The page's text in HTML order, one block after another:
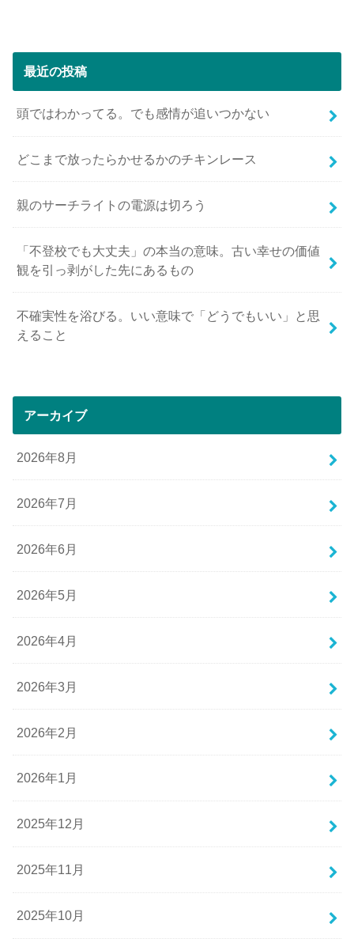
最近の投稿
頭ではわかってる。でも感情が追いつかない
どこまで放ったらかせるかのチキンレース
親のサーチライトの電源は切ろう
「不登校でも大丈夫」の本当の意味。古い幸せの価値
観を引っ剥がした先にあるもの
不確実性を浴びる。いい意味で「どうでもいい」と思
えること
アーカイブ
2026年8月
2026年7月
2026年6月
2026年5月
2026年4月
2026年3月
2026年2月
2026年1月
2025年12月
2025年11月
2025年10月